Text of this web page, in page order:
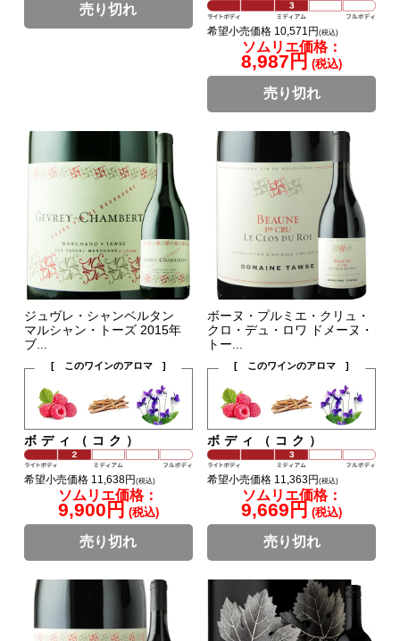
売り切れ
希望小売価格 10,571円(税込)
ソムリエ価格：
8,987円 (税込)
売り切れ
ジュヴレ・シャンベルタン
マルシャン・トーズ 2015年
ブ...
[ このワインのアロマ ]
ボディ（コク）
希望小売価格 11,638円 (税込)
ソムリエ価格：
9,900円 (税込)
売り切れ
ボーヌ・プルミエ・クリュ・
クロ・デュ・ロワ ドメーヌ・
トー...
[ このワインのアロマ ]
ボディ（コク）
希望小売価格 11,363円(税込)
ソムリエ価格：
9,669円 (税込)
売り切れ